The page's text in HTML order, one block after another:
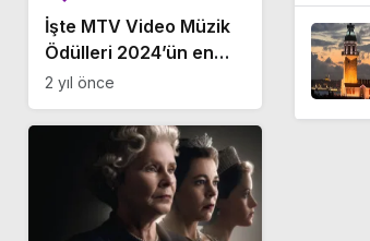
İşte MTV Video Müzik
Ödülleri 2024’ün en
şıkları
2 yıl önce